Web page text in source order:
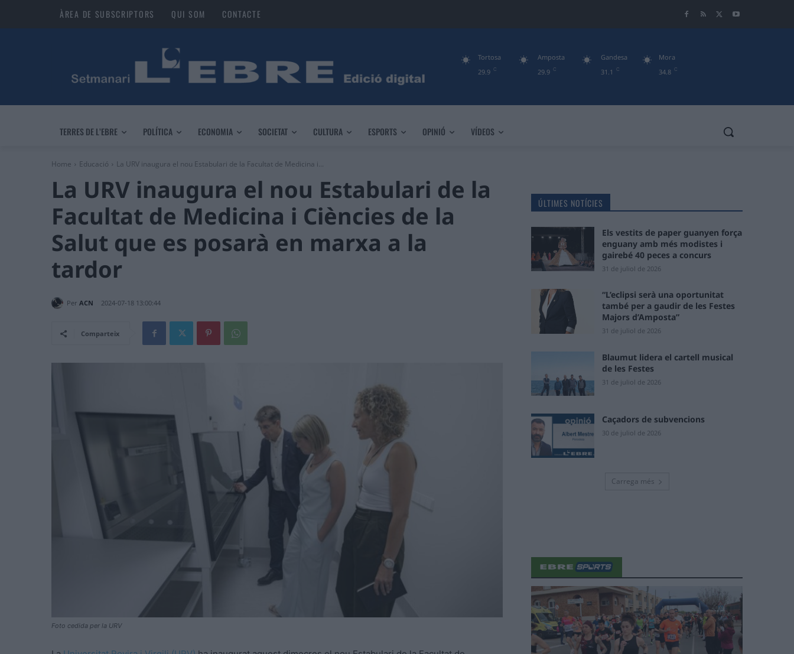
ÀREA DE SUBSCRIPTORS QUI SOM CONTACTE
29.9 C
Tortosa
29.9 C
Amposta
31.1
C
Gandesa
34.8 C
Mora
TERRES DE L’EBRE POLÍTICA ECONOMIA SOCIETAT CULTURA ESPORTS OPINIÓ VÍDEOS
Home Educació La URV inaugura el nou Estabulari de la Facultat de Medicina i...
La URV inaugura el nou Estabulari de la
Facultat de Medicina i Ciències de la
Salut que es posarà en marxa a la
tardor
Per ACN 2024-07-18 13:00:44
Comparteix
Foto cedida per la URV
ÚLTIMES NOTÍCIES
Els vestits de paper guanyen força
enguany amb més modistes i
gairebé 40 peces a concurs
31 de juliol de 2026
“L’eclipsi serà una oportunitat
també per a gaudir de les Festes
Majors d’Amposta”
31 de juliol de 2026
Blaumut lidera el cartell musical
de les Festes
31 de juliol de 2026
Caçadors de subvencions
30 de juliol de 2026
Carrega més